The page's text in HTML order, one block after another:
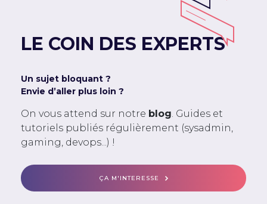
LE COIN DES EXPERTS
Un sujet bloquant ?
Envie d’aller plus loin ?
On vous attend sur notre blog. Guides et
tutoriels publiés régulièrement (sysadmin,
gaming, devops...) !
ÇA M'INTERESSE